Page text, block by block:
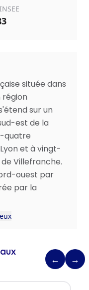
située dans
région
sur un
est de la
quatre
et à vingt-
Villefranche.
ouest par
par la
← →